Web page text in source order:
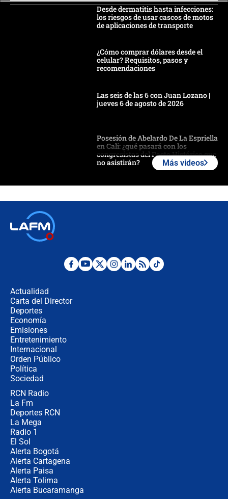
Desde dermatitis hasta infecciones:
los riesgos de usar cascos de motos
de aplicaciones de transporte
¿Cómo comprar dólares desde el
celular? Requisitos, pasos y
recomendaciones
Las seis de las 6 con Juan Lozano |
jueves 6 de agosto de 2026
Posesión de Abelardo De La Espriella
en Cali: ¿qué pasará con los
congresistas del Pacto Histórico que
no asistirán?
¿Por qué De la Espriella gobernará
Más videos
Actualidad
Carta del Director
Deportes
Economía
Emisiones
Entretenimiento
Internacional
Orden Público
Política
Sociedad
RCN Radio
La Fm
Deportes RCN
La Mega
Radio 1
El Sol
Alerta Bogotá
Alerta Cartagena
Alerta Paisa
Alerta Tolima
Alerta Bucaramanga